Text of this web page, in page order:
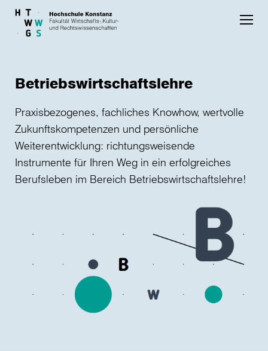
Skip to main content
Betriebswirtschaftslehre
Praxisbezogenes, fachliches Knowhow, wertvolle
Zukunftskompetenzen und persönliche
Weiterentwicklung: richtungsweisende
Instrumente für Ihren Weg in ein erfolgreiches
Berufsleben im Bereich Betriebswirtschaftslehre!